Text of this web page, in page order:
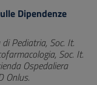
Dipendenze
Pediatria, Soc. It.
Soc. It.
Ospedaliera
Onlus.